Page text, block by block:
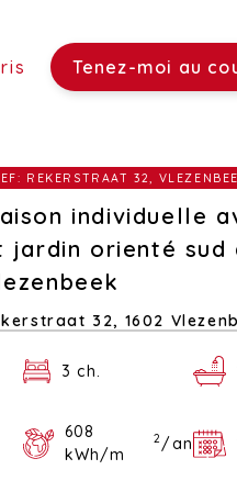
Tenez-moi au
REKERSTRAAT 32,
individuelle
jardin orienté sud
32, 1602
3 ch.
608
kWh/m
2 /an